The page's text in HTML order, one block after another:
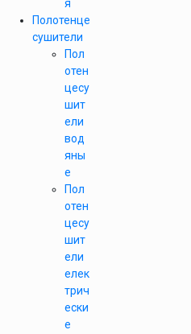
я
Полотенце
сушители
Пол
отен
цесу
шит
ели
вод
яны
е
Пол
отен
цесу
шит
ели
елек
трич
ески
е